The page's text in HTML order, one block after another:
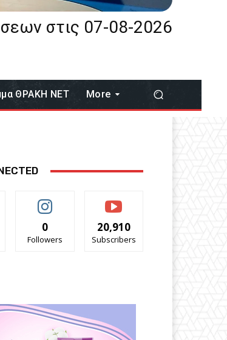
στις 07-08-2026
ΘΡΑΚΗ ΝΕΤ More
0
Followers
20,910
Subscribers